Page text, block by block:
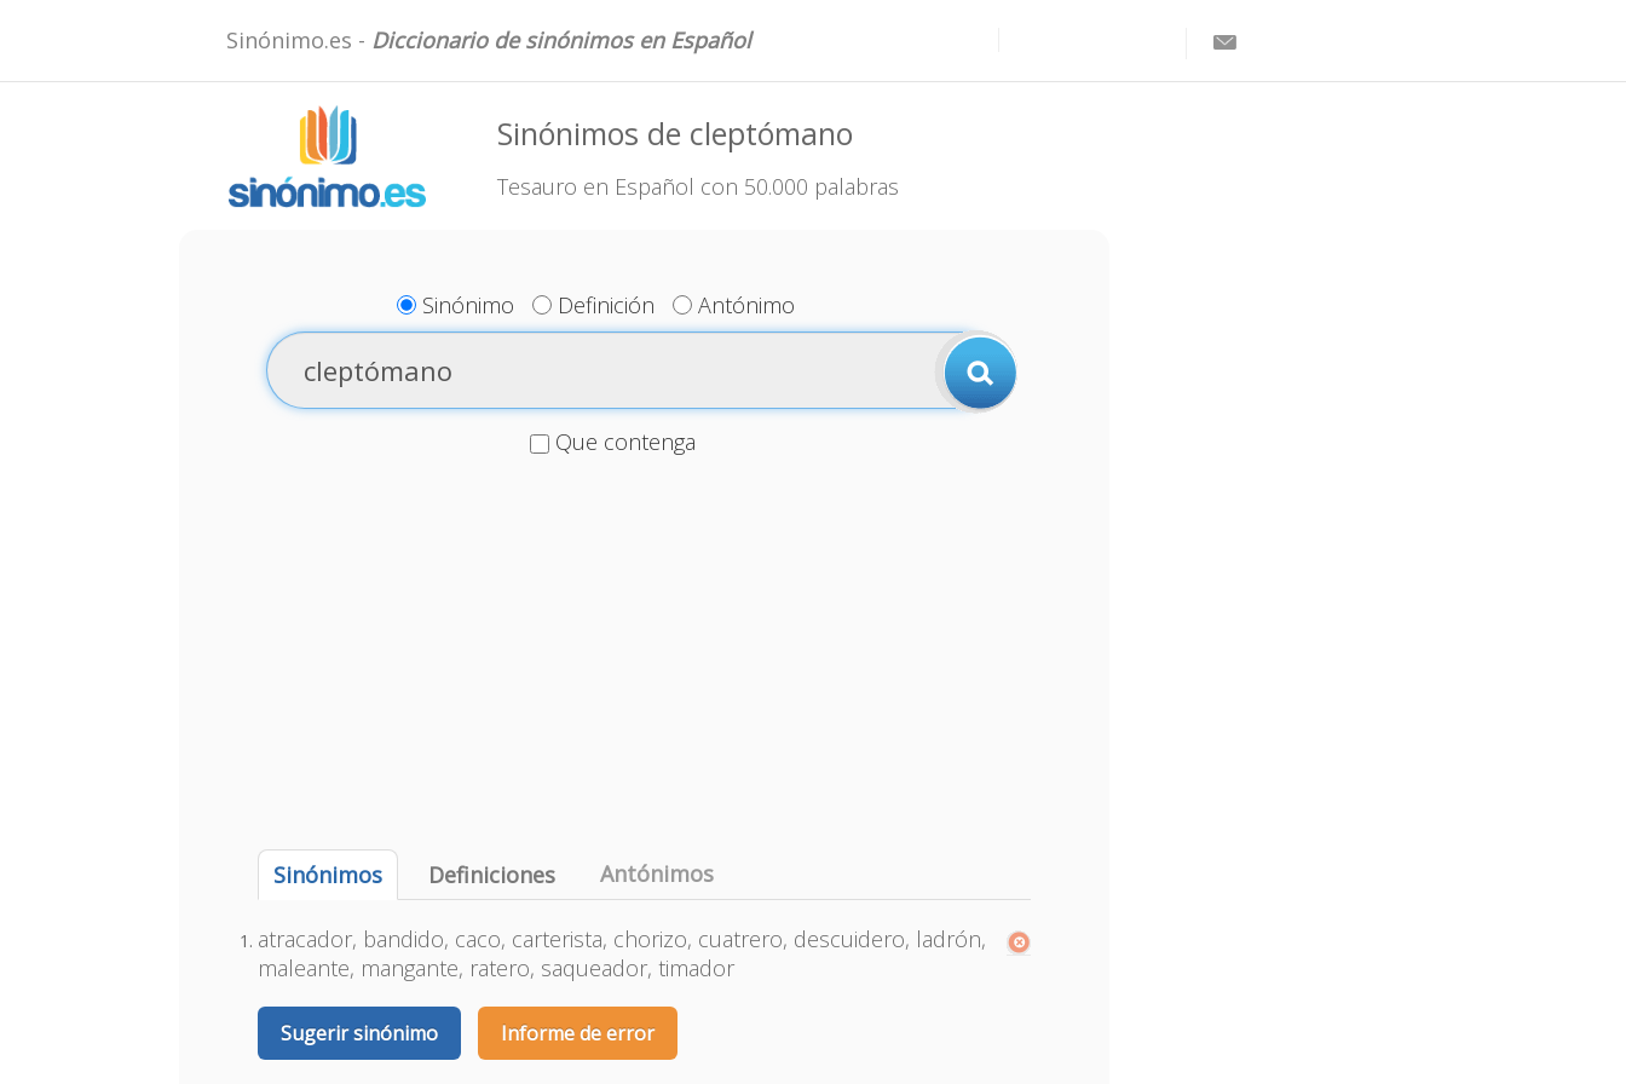
Sinónimo.es - Diccionario de sinónimos en Español
Sinónimos de cleptómano
Tesauro en Español con 50.000 palabras
Sinónimo Definición Antónimo
Que contenga
Sinónimos Definiciones Antónimos
atracador, bandido, caco, carterista, chorizo, cuatrero, descuidero, ladrón,
maleante, mangante, ratero, saqueador, timador
Sugerir sinónimo Informe de error